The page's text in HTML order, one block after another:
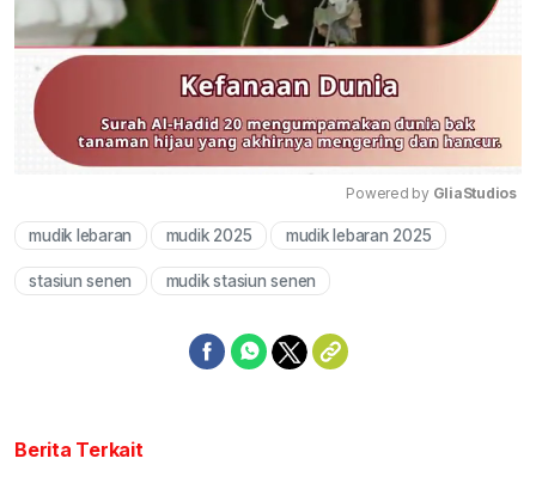
Mute
Powered by GliaStudios
mudik lebaran mudik 2025 mudik lebaran 2025
stasiun senen mudik stasiun senen
Berita Terkait